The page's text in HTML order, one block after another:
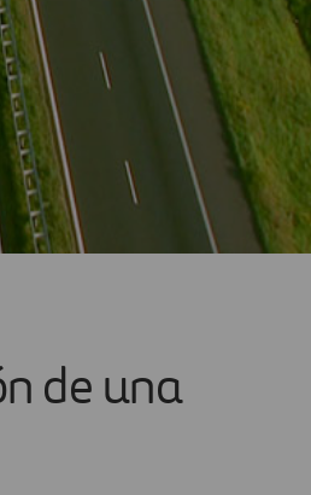
de una